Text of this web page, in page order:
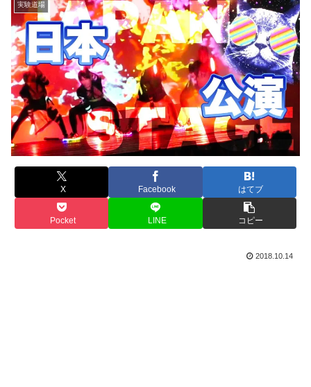
実験道場
X Facebook はてブ
Pocket LINE コピー
2018.10.14